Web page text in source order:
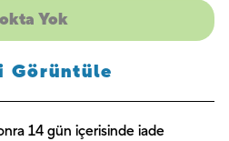
Yok
Görüntüle
14 gün içerisinde iade